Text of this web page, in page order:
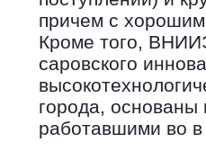
причем с
Кроме того,
саровского
города, основаны
работавшими во в